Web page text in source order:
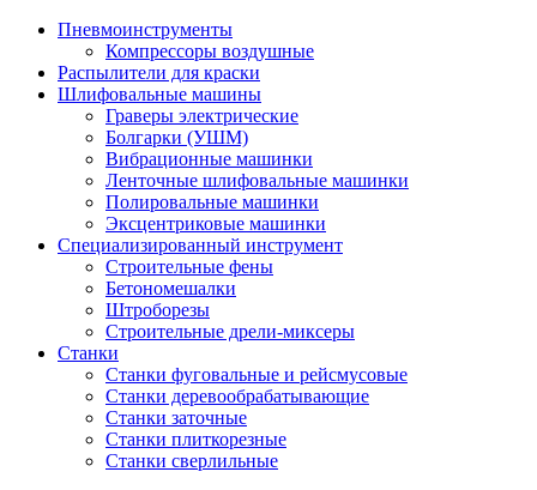
Пневмоинструменты
Компрессоры воздушные
Распылители для краски
Шлифовальные машины
Граверы электрические
Болгарки (УШМ)
Вибрационные машинки
Ленточные шлифовальные машинки
Полировальные машинки
Эксцентриковые машинки
Специализированный инструмент
Строительные фены
Бетономешалки
Штроборезы
Строительные дрели-миксеры
Станки
Станки фуговальные и рейсмусовые
Станки деревообрабатывающие
Станки заточные
Станки плиткорезные
Станки сверлильные